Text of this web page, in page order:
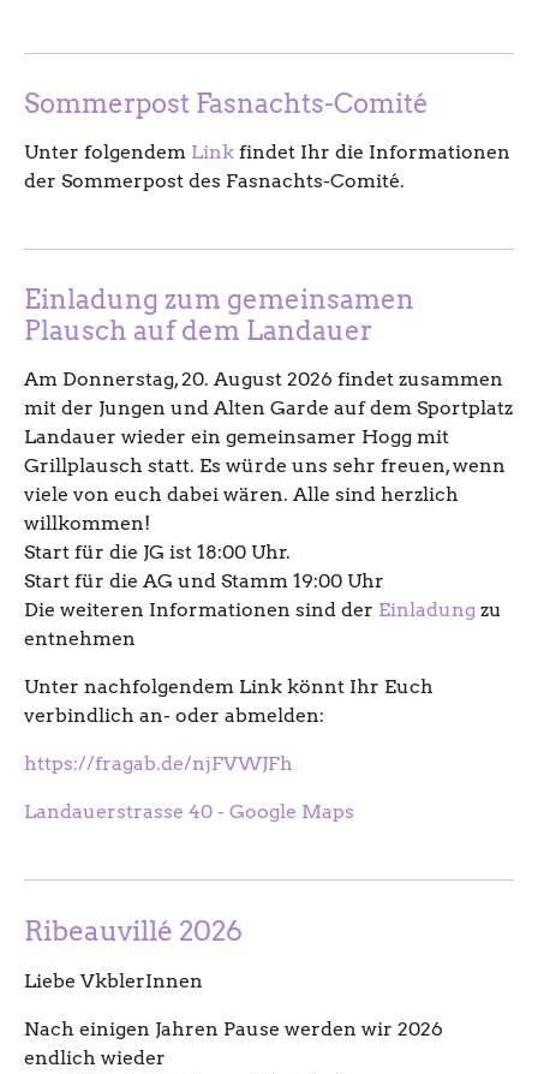
Sommerpost Fasnachts-Comité
Unter folgendem Link findet Ihr die Informationen
der Sommerpost des Fasnachts-Comité.
Einladung zum gemeinsamen
Plausch auf dem Landauer
Am Donnerstag, 20. August 2026 findet zusammen
mit der Jungen und Alten Garde auf dem Sportplatz
Landauer wieder ein gemeinsamer Hogg mit
Grillplausch statt. Es würde uns sehr freuen, wenn
viele von euch dabei wären. Alle sind herzlich
willkommen!
Start für die JG ist 18:00 Uhr.
Start für die AG und Stamm 19:00 Uhr
Die weiteren Informationen sind der Einladung zu
entnehmen
Unter nachfolgendem Link könnt Ihr Euch
verbindlich an- oder abmelden:
https://fragab.de/njFVWJFh
Landauerstrasse 40 - Google Maps
Ribeauvillé 2026
Liebe VkblerInnen
Nach einigen Jahren Pause werden wir 2026
endlich wieder